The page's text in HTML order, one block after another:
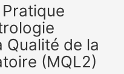
Qualité de la
(MQL2)